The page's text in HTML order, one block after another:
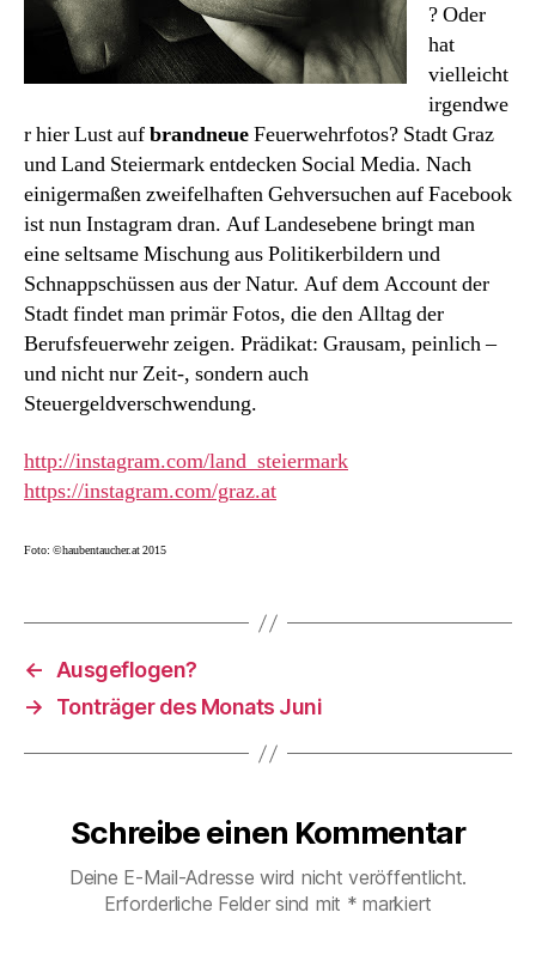
? Oder
hat
vielleicht
irgendwe
r hier Lust aufbrandneueFeuerwehrfotos? Stadt Graz
und Land Steiermark entdecken Social Media. Nach
einigermaßen zweifelhaften Gehversuchen auf Facebook
ist nun Instagram dran. Auf Landesebene bringt man
eine seltsame Mischung aus Politikerbildern und
Schnappschüssen aus der Natur. Auf dem Account der
Stadt findet man primär Fotos, die den Alltag der
Berufsfeuerwehr zeigen. Prädikat: Grausam, peinlich –
und nicht nur Zeit-, sondern auch
Steuergeldverschwendung.
http://instagram.com/land_steiermark
https://instagram.com/graz.at
Foto: ©haubentaucher.at 2015
←
Ausgeflogen?
→
Tonträger des Monats Juni
Schreibe einen Kommentar
Deine E-Mail-Adresse wird nicht veröffentlicht.
Erforderliche Felder sind mit * markiert